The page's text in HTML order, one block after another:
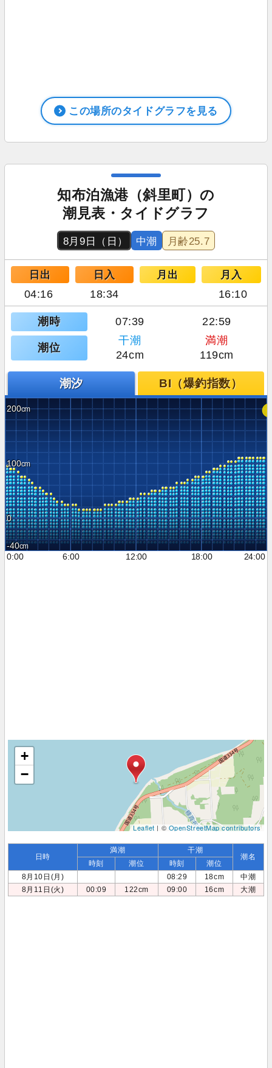
この場所のタイドグラフを見る
知布泊漁港（斜里町）の
潮見表・タイドグラフ
8月9日（日） 中潮 月齢25.7
日出 日入 月出 月入
04:16 18:34 16:10
潮時 07:39 22:59
潮位
干潮
満潮
24cm
119cm
潮汐 BI（爆釣指数）
200
100
0
-40
0:00
6:00 12:00 18:00 24:00
+
−
Leaflet | © OpenStreetMap contributors
日時
満潮 干潮
潮名
時刻 潮位 時刻
潮位
8月10日(月)
08:29 18cm
中潮
8月11日(火)
00:09 122cm 09:00 16cm 大潮